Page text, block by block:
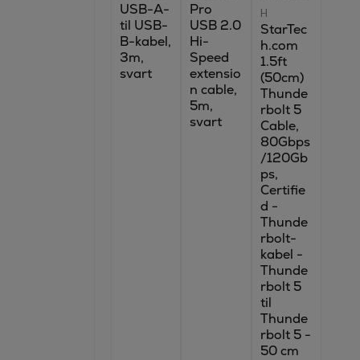
USB-A-
til USB-
B-kabel,
3m,
svart
Pro
USB 2.0
Hi-
Speed
extensio
n cable,
5m,
svart
H
StarTec
h.com
1.5ft
(50cm)
Thunde
rbolt 5
Cable,
80Gbps
/120Gb
ps,
Certifie
d -
Thunde
rbolt-
kabel -
Thunde
rbolt 5
til
Thunde
rbolt 5 -
50 cm